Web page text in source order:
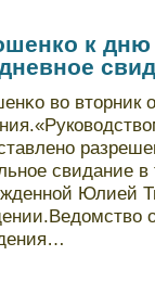
к
во вторник
свидание
Юлией